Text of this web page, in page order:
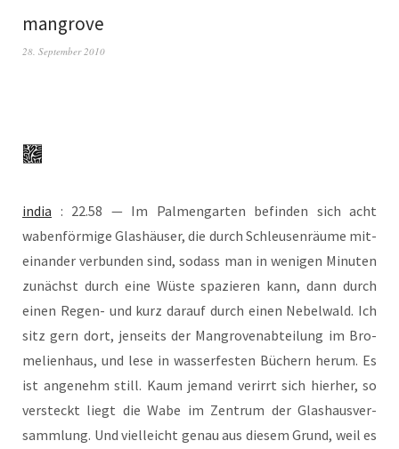
mangrove
28. September 2010
india : 22.58 — Im Pal­men­gar­ten befin­den sich acht
waben­för­mi­ge Glas­häu­ser, die durch Schleu­sen­räu­me mit­
ein­an­der ver­bun­den sind, sodass man in weni­gen Minu­ten
zunächst durch eine Wüs­te spa­zie­ren kann, dann durch
einen Regen- und kurz dar­auf durch einen Nebel­wald. Ich
sitz gern dort, jen­seits der Man­gro­ven­ab­tei­lung im Bro­
me­li­en­haus, und lese in was­ser­fes­ten Büchern her­um. Es
ist ange­nehm still. Kaum jemand ver­irrt sich hier­her, so
ver­steckt liegt die Wabe im Zen­trum der Glas­haus­ver­
samm­lung. Und viel­leicht genau aus die­sem Grund, weil es